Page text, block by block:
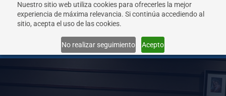
Nuestro sitio web utiliza cookies para ofrecerles la mejor
experiencia de máxima relevancia. Si continúa accediendo al
sitio, acepta el uso de las cookies.
No realizar seguimiento Acepto